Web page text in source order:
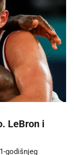
LeBron i
godišnjeg